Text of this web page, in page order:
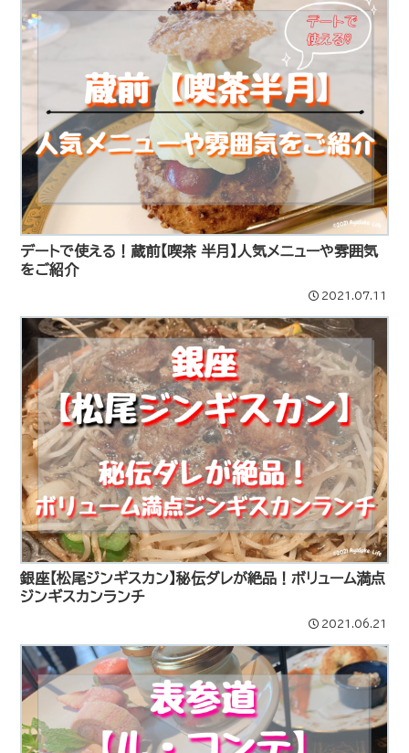
デートで使える！蔵前【喫茶 半月】人気メニューや雰囲気
をご紹介
2021.07.11
銀座【松尾ジンギスカン】秘伝ダレが絶品！ボリューム満点
ジンギスカンランチ
2021.06.21